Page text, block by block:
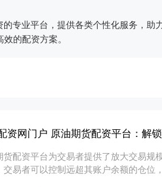
专业平台，提供各类个性化服务，助
的配资方案。
资网门户 原油期货配资平台：解
货配资平台为交易者提供了放大交易规
交易者可以控制远超其账户余额的仓位